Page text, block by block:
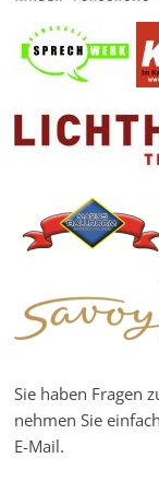
Sie haben Fragen
nehmen Sie
E-Mail.